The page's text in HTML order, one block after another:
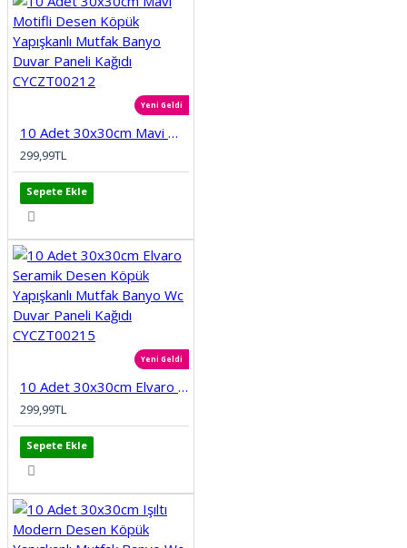
Yeni Geldi
10 Adet 30x30cm Mavi Motifli Desen Köpük Yapışkanlı Mutfak Banyo Duvar Paneli Kağıdı CYCZT00212
299,99TL
Sepete Ekle
Yeni Geldi
10 Adet 30x30cm Elvaro Seramik Desen Köpük Yapışkanlı Mutfak Banyo Wc Duvar Paneli Kağıdı CYCZT00215
299,99TL
Sepete Ekle